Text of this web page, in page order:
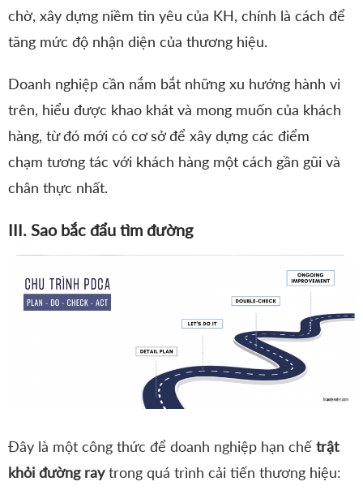
chờ, xây dựng niềm tin yêu của KH, chính là cách để
tăng mức độ nhận diện của thương hiệu.
Doanh nghiệp cần nắm bắt những xu hướng hành vi
trên, hiểu được khao khát và mong muốn của khách
hàng, từ đó mới có cơ sở để xây dựng các điểm
chạm tương tác với khách hàng một cách gần gũi và
chân thực nhất.
III. Sao bắc đẩu tìm đường
Đây là một công thức để doanh nghiệp hạn chế trật
khỏi đường raytrong quá trình cải tiến thương hiệu: